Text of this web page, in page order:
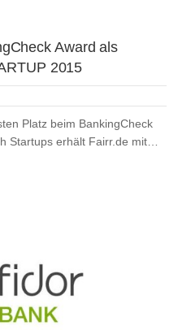
Award als
2015
Platz beim BankingCheck
Startups erhält Fairr.de mit…